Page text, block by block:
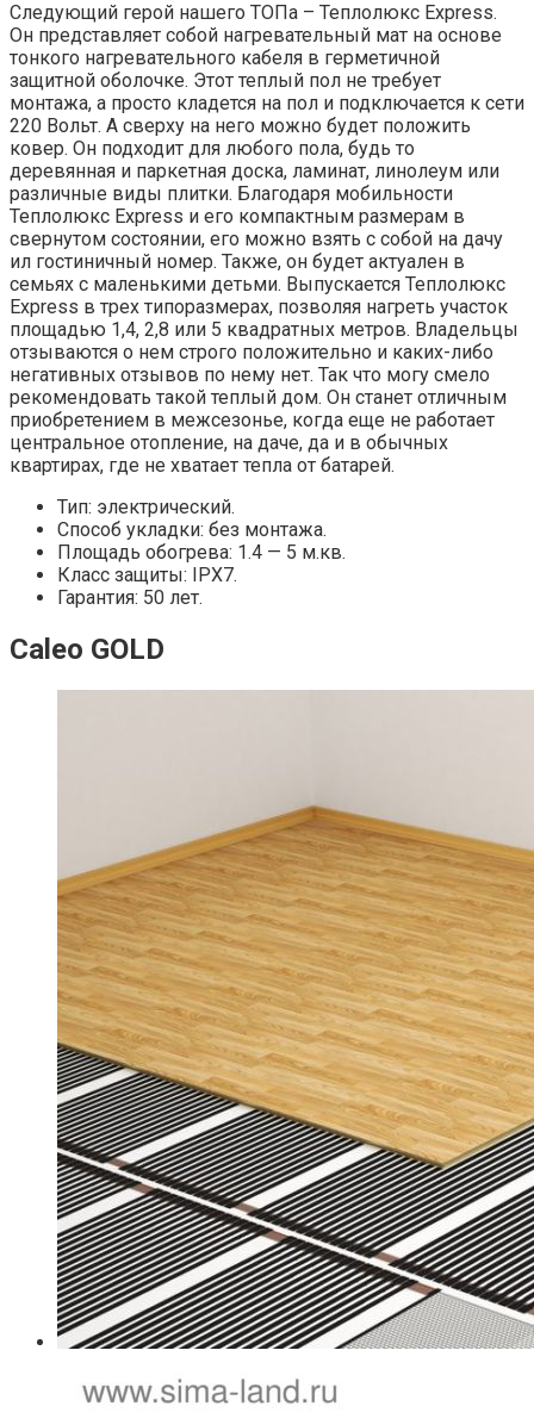
Следующий герой нашего ТОПа – Теплолюкс Express.
Он представляет собой нагревательный мат на основе
тонкого нагревательного кабеля в герметичной
защитной оболочке. Этот теплый пол не требует
монтажа, а просто кладется на пол и подключается к сети
220 Вольт. А сверху на него можно будет положить
ковер. Он подходит для любого пола, будь то
деревянная и паркетная доска, ламинат, линолеум или
различные виды плитки. Благодаря мобильности
Теплолюкс Express и его компактным размерам в
свернутом состоянии, его можно взять с собой на дачу
ил гостиничный номер. Также, он будет актуален в
семьях с маленькими детьми. Выпускается Теплолюкс
Express в трех типоразмерах, позволяя нагреть участок
площадью 1,4, 2,8 или 5 квадратных метров. Владельцы
отзываются о нем строго положительно и каких-либо
негативных отзывов по нему нет. Так что могу смело
рекомендовать такой теплый дом. Он станет отличным
приобретением в межсезонье, когда еще не работает
центральное отопление, на даче, да и в обычных
квартирах, где не хватает тепла от батарей.
Тип: электрический.
Способ укладки: без монтажа.
Площадь обогрева: 1.4 — 5 м.кв.
Класс защиты: IPХ7.
Гарантия: 50 лет.
Caleo GOLD